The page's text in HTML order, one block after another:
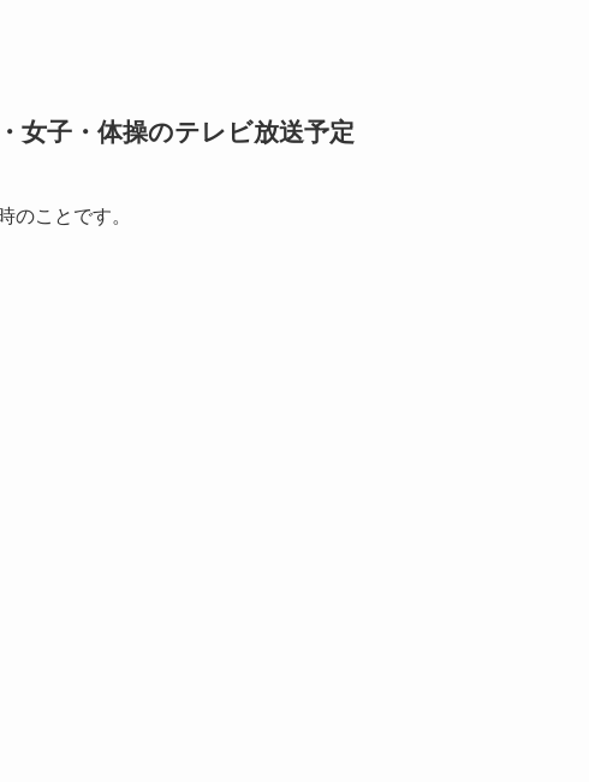
女子・体操のテレビ放送予定
のことです。